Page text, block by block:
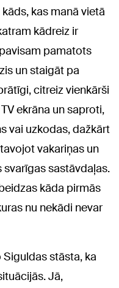
kas manā vietā
kādreiz ir
pamatots
un staigāt pa
citreiz vienkārši
ekrāna un saproti,
vai uzkodas, dažkārt
vakariņas un
sastāvdaļas.
kāda pirmās
nu nekādi nevar
stāsta, ka
Jā,